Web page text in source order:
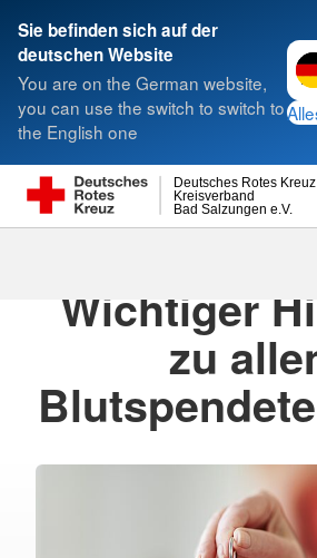
Sie befinden sich auf der
deutschen Website
You are on the German website,
you can use the switch to switch to
the English one
Bad Salzungen e.V.
Kreisverband
Deutsches Rotes Kreuz
Suche
Wichtiger
zu